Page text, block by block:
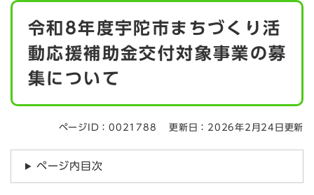
本
令和8年度宇陀市まちづくり活
動応援補助金交付対象事業の募
集について
ページID：0021788 更新日：2026年2月24日更新
ページ内目次